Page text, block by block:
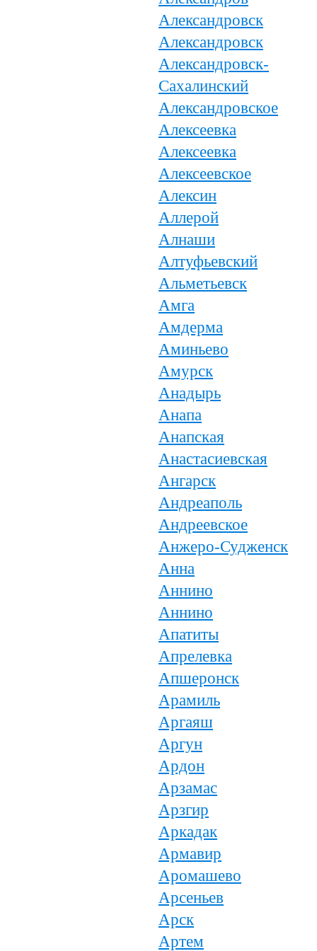
Александровск
Александровск
Александровск-
Сахалинский
Александровское
Алексеевка
Алексеевка
Алексеевское
Алексин
Аллерой
Алнаши
Алтуфьевский
Альметьевск
Амга
Амдерма
Аминьево
Амурск
Анадырь
Анапа
Анапская
Анастасиевская
Ангарск
Андреаполь
Андреевское
Анжеро-Судженск
Анна
Аннино
Аннино
Апатиты
Апрелевка
Апшеронск
Арамиль
Аргаяш
Аргун
Ардон
Арзамас
Арзгир
Аркадак
Армавир
Аромашево
Арсеньев
Арск
Артем